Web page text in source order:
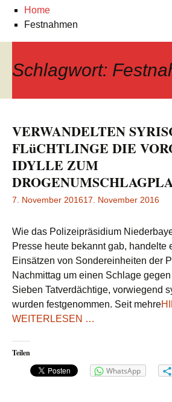
Home
Festnahmen
Schlagwort:
VERWANDELTEN
FLüCHTLINGE DIE
IDYLLE ZUM
7. November 201617. November 2016
Wie das Polizeipräsidium
Presse heute bekannt gab, handelte
Einsätzen von Sondereinheiten der
Nachmittag um einen Schlage
Sieben Tatverdächtige, vorwiegend
wurden festgenommen. Seit mehre
WEITERLESEN …
Teilen
WhatsApp